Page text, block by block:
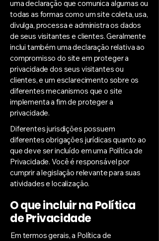
uma declaração que comunica algumas ou
todas as formas como um site coleta, usa,
divulga, processa e administra os dados
de seus visitantes e clientes. Geralmente
inclui também uma declaração relativa ao
compromisso do site em proteger a
privacidade dos seus visitantes ou
clientes, e um esclarecimento sobre os
diferentes mecanismos que o site
implementa a fim de proteger a
privacidade.
Diferentes jurisdições possuem
diferentes obrigações jurídicas quanto ao
que deve ser incluído em uma Política de
Privacidade. Você é responsável por
cumprir a legislação relevante para suas
atividades e localização.
O que incluir na Política
de Privacidade
Em termos gerais, a Política de